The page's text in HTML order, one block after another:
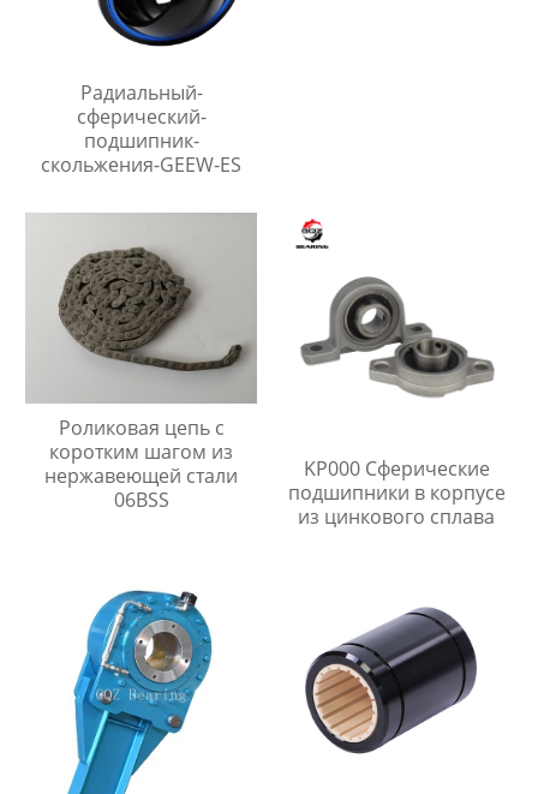
Радиальный-
сферический-
подшипник-
скольжения-GEEW-ES
Роликовая цепь с
коротким шагом из
нержавеющей стали
06BSS
KP000 Сферические
подшипники в корпусе
из цинкового сплава